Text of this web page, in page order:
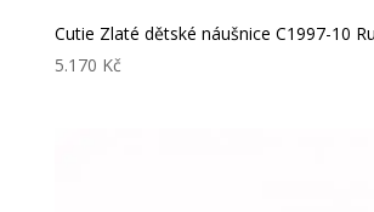
Cutie Zlaté dětské náušnice C1997-10
5.170 Kč